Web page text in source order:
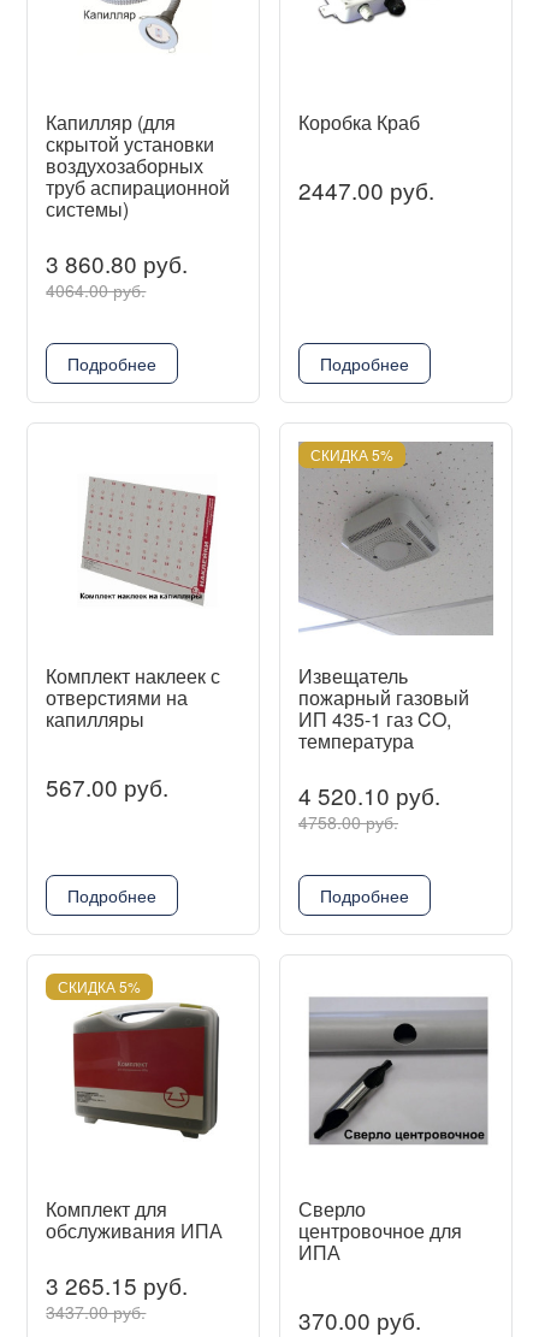
Капилляр (для
скрытой установки
воздухозаборных
труб аспирационной
системы)
3 860.80 руб.
4064.00 руб.
Подробнее
Коробка Краб
2447.00 руб.
Подробнее
Комплект наклеек с
отверстиями на
капилляры
567.00 руб.
Подробнее
СКИДКА 5%
Извещатель
пожарный газовый
ИП 435-1 газ CO,
температура
4 520.10 руб.
4758.00 руб.
Подробнее
СКИДКА 5%
Комплект для
обслуживания ИПА
3 265.15 руб.
3437.00 руб.
Сверло
центровочное для
ИПА
370.00 руб.